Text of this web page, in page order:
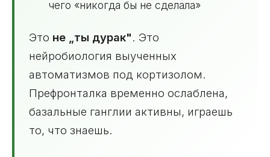
чего «никогда бы не сделала»
Это не „ты дурак". Это
нейробиология выученных
автоматизмов под кортизолом.
Префронталка временно ослаблена,
базальные ганглии активны, играешь
то, что знаешь.